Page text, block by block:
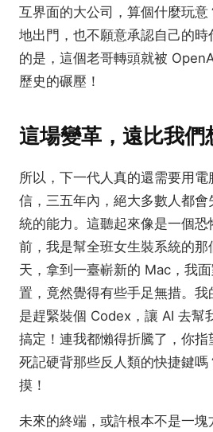
互界面的大公司，算個什麼玩
地出門，也不願意承認自己的
的是，這個老哥轉頭就被
歷史的碾壓！
這場變革，遠比我們
所以，下一代人真的還需要用
信，三五年內，絕大多數人都
統的能力。這聽起來像是一個
前，我是幫全班女生裝系統的
天，拿到一臺嶄新的 Mac，我
置，竟然覺得有些手足無措。我
是趕緊裝個 Codex，讓 AI 去幫
搞定！連我都懶得折騰了，你
死記硬背那些反人類的快捷鍵嗎
摸！
未來的終端，或許根本不是一塊